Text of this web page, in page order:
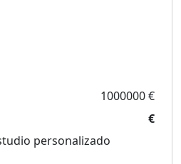
1000000 €
€
personalizado